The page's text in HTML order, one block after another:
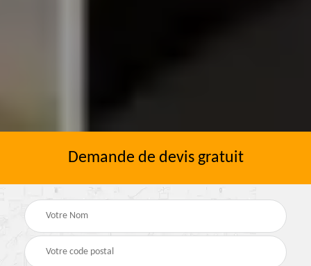
Demande de devis gratuit